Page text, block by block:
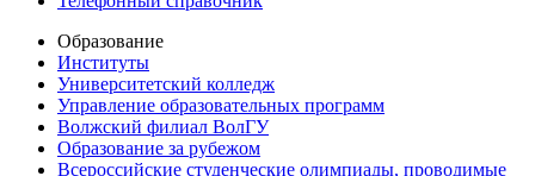
Образование
Институты
Университетский колледж
Управление образовательных программ
Волжский филиал ВолГУ
Образование за рубежом
Всероссийские студенческие олимпиады, проводимые